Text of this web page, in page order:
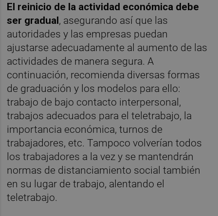
El reinicio de la actividad económica debe
ser gradual, asegurando así que las
autoridades y las empresas puedan
ajustarse adecuadamente al aumento de las
actividades de manera segura. A
continuación, recomienda diversas formas
de graduación y los modelos para ello:
trabajo de bajo contacto interpersonal,
trabajos adecuados para el teletrabajo, la
importancia económica, turnos de
trabajadores, etc. Tampoco volverían todos
los trabajadores a la vez y se mantendrán
normas de distanciamiento social también
en su lugar de trabajo, alentando el
teletrabajo.